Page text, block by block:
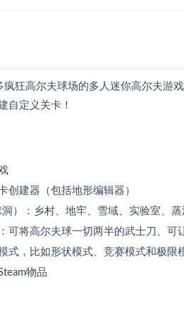
狂高尔夫球场的多人迷你高尔夫游戏
自定义关卡！
创建器（包括地形编辑器）
）：乡村、地牢、雪域、实验室、
可将高尔夫球一切两半的武士刀、可
式，比如形状模式、竞赛模式和极限
物品